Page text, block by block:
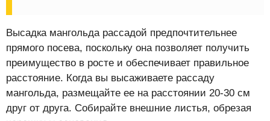
Высадка мангольда рассадой предпочтительнее
прямого посева, поскольку она позволяет получить
преимущество в росте и обеспечивает правильное
расстояние. Когда вы высаживаете рассаду
мангольда, размещайте ее на расстоянии 20-30 см
друг от друга. Собирайте внешние листья, обрезая